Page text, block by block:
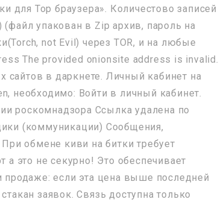
для Тор браузера». Количестово записей
упакован в Zip архив, пароль на
not Evil) через TOR, и на любые
The provided onionsite address is invalid.
сайтов в даркнете. Личный кабинет на
необходимо: Войти в личный кабинет.
роскомнадзора Ссылка удалена по
(коммуникации) Сообщения,
обмене киви на битки требует
это не секурно! Это обеспечивает
если эта цена выше последней
заявок. Связь доступна только